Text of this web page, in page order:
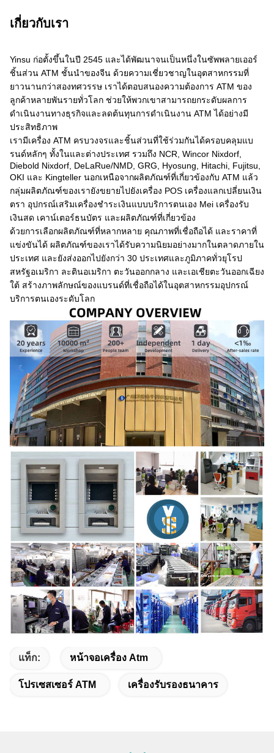
เกี่ยวกับเรา
Yinsu ก่อตั้งขึ้นในปี 2545 และได้พัฒนาจนเป็นหนึ่งในซัพพลายเออร์
ชิ้นส่วน ATM ชั้นนำของจีน ด้วยความเชี่ยวชาญในอุตสาหกรรมที่
ยาวนานกว่าสองทศวรรษ เราได้ตอบสนองความต้องการ ATM ของ
ลูกค้าหลายพันรายทั่วโลก ช่วยให้พวกเขาสามารถยกระดับผลการ
ดำเนินงานทางธุรกิจและลดต้นทุนการดำเนินงาน ATM ได้อย่างมี
ประสิทธิภาพ
เรามีเครื่อง ATM ครบวงจรและชิ้นส่วนที่ใช้ร่วมกันได้ครอบคลุมแบ
รนด์หลักๆ ทั้งในและต่างประเทศ รวมถึง NCR, Wincor Nixdorf,
Diebold Nixdorf, DeLaRue/NMD, GRG, Hyosung, Hitachi, Fujitsu,
OKI และ Kingteller นอกเหนือจากผลิตภัณฑ์ที่เกี่ยวข้องกับ ATM แล้ว
กลุ่มผลิตภัณฑ์ของเรายังขยายไปยังเครื่อง POS เครื่องแลกเปลี่ยนเงิน
ตรา อุปกรณ์เสริมเครื่องชำระเงินแบบบริการตนเอง Mei เครื่องรับ
เงินสด เคาน์เตอร์ธนบัตร และผลิตภัณฑ์ที่เกี่ยวข้อง
ด้วยการเลือกผลิตภัณฑ์ที่หลากหลาย คุณภาพที่เชื่อถือได้ และราคาที่
แข่งขันได้ ผลิตภัณฑ์ของเราได้รับความนิยมอย่างมากในตลาดภายใน
ประเทศ และยังส่งออกไปยังกว่า 30 ประเทศและภูมิภาคทั่วยุโรป
สหรัฐอเมริกา ละตินอเมริกา ตะวันออกกลาง และเอเชียตะวันออกเฉียง
ใต้ สร้างภาพลักษณ์ของแบรนด์ที่เชื่อถือได้ในอุตสาหกรรมอุปกรณ์
บริการตนเองระดับโลก
แท็ก: หน้าจอเครื่อง Atm
โปรเซสเซอร์ ATM เครื่องรับรองธนาคาร